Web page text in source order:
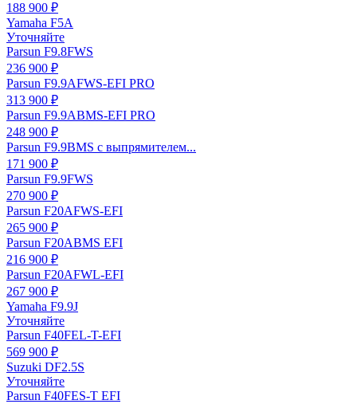
188 900 ₽
Yamaha F5A
Уточняйте
Parsun F9.8FWS
236 900 ₽
Parsun F9.9AFWS-EFI PRO
313 900 ₽
Parsun F9.9ABMS-EFI PRO
248 900 ₽
Parsun F9.9BMS с выпрямителем...
171 900 ₽
Parsun F9.9FWS
270 900 ₽
Parsun F20AFWS-EFI
265 900 ₽
Parsun F20ABMS EFI
216 900 ₽
Parsun F20AFWL-EFI
267 900 ₽
Yamaha F9.9J
Уточняйте
Parsun F40FEL-T-EFI
569 900 ₽
Suzuki DF2.5S
Уточняйте
Parsun F40FES-T EFI